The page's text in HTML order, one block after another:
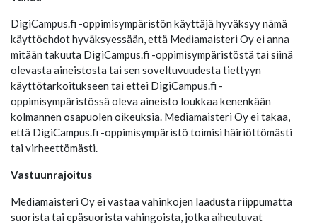
DigiCampus.fi -oppimisympäristön käyttäjä hyväksyy nämä
käyttöehdot hyväksyessään, että Mediamaisteri Oy ei anna
mitään takuuta DigiCampus.fi -oppimisympäristöstä tai siinä
olevasta aineistosta tai sen soveltuvuudesta tiettyyn
käyttötarkoitukseen tai ettei DigiCampus.fi -
oppimisympäristössä oleva aineisto loukkaa kenenkään
kolmannen osapuolen oikeuksia. Mediamaisteri Oy ei takaa,
että DigiCampus.fi -oppimisympäristö toimisi häiriöttömästi
tai virheettömästi.
Vastuunrajoitus
Mediamaisteri Oy ei vastaa vahinkojen laadusta riippumatta
suorista tai epäsuorista vahingoista, jotka aiheutuvat